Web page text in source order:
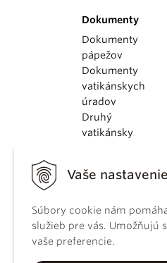
Vaše
Súbory cookie nám
služieb pre vás. Umožňujú
vaše preferencie.
Dokumenty
Dokumenty
pápežov
Dokumenty
vatikánskych
úradov
Druhý
vatikánsky
KBS
kánonického
práva
Katechizmus